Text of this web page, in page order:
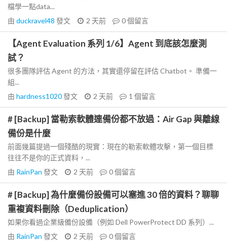
檔學一點data...
由 duckravel48 發文 2 天前 0個留言
【Agent Evaluation 系列 1/6】Agent 到底該怎麼測
試？
很多團隊評估 Agent 的方法，其實還停留在評估 Chatbot。 準備一
組...
由 hardness1020發文 2 天前 1 個留言
# [Backup] 當勒索軟體連備份都不放過：Air Gap 與離線
備份是什麼
前面幾篇提過一個殘酷的現實：現在的勒索軟體攻擊，第一個目標
往往不是你的正式資料，...
由 RainPan 發文 2 天前 0個留言
# [Backup] 為什麼備份設備可以塞進 30 倍的資料？聊聊
重複資料刪除（Deduplication）
如果你看過企業級備份設備（例如 Dell PowerProtect DD 系列）...
由 RainPan 發文 2 天前 0個留言